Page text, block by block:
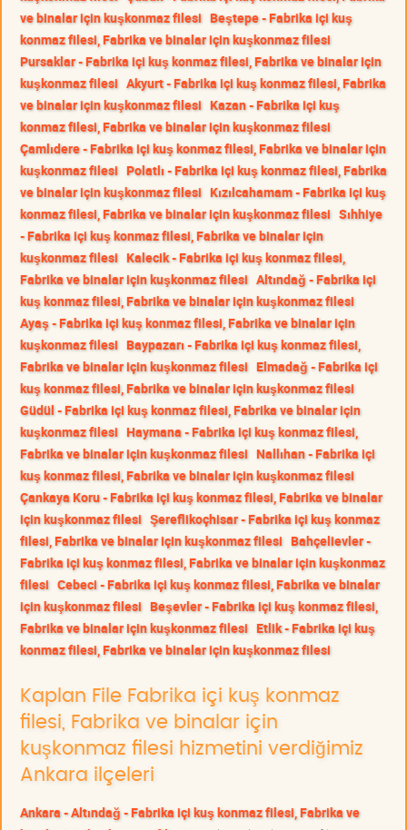
ve binalar için kuşkonmaz filesi Beştepe - Fabrika içi kuş
konmaz filesi, Fabrika ve binalar için kuşkonmaz filesi
Pursaklar - Fabrika içi kuş konmaz filesi, Fabrika ve binalar için
kuşkonmaz filesi Akyurt - Fabrika içi kuş konmaz filesi, Fabrika
ve binalar için kuşkonmaz filesi Kazan - Fabrika içi kuş
konmaz filesi, Fabrika ve binalar için kuşkonmaz filesi
Çamlıdere - Fabrika içi kuş konmaz filesi, Fabrika ve binalar için
kuşkonmaz filesi Polatlı - Fabrika içi kuş konmaz filesi, Fabrika
ve binalar için kuşkonmaz filesi Kızılcahamam - Fabrika içi kuş
konmaz filesi, Fabrika ve binalar için kuşkonmaz filesi Sıhhiye
- Fabrika içi kuş konmaz filesi, Fabrika ve binalar için
kuşkonmaz filesi Kalecik - Fabrika içi kuş konmaz filesi,
Fabrika ve binalar için kuşkonmaz filesi Altındağ - Fabrika içi
kuş konmaz filesi, Fabrika ve binalar için kuşkonmaz filesi
Ayaş - Fabrika içi kuş konmaz filesi, Fabrika ve binalar için
kuşkonmaz filesi Baypazarı - Fabrika içi kuş konmaz filesi,
Fabrika ve binalar için kuşkonmaz filesi Elmadağ - Fabrika içi
kuş konmaz filesi, Fabrika ve binalar için kuşkonmaz filesi
Güdül - Fabrika içi kuş konmaz filesi, Fabrika ve binalar için
kuşkonmaz filesi Haymana - Fabrika içi kuş konmaz filesi,
Fabrika ve binalar için kuşkonmaz filesi Nallıhan - Fabrika içi
kuş konmaz filesi, Fabrika ve binalar için kuşkonmaz filesi
Çankaya Koru - Fabrika içi kuş konmaz filesi, Fabrika ve binalar
için kuşkonmaz filesi Şereflikoçhisar - Fabrika içi kuş konmaz
filesi, Fabrika ve binalar için kuşkonmaz filesi Bahçelievler -
Fabrika içi kuş konmaz filesi, Fabrika ve binalar için kuşkonmaz
filesi Cebeci - Fabrika içi kuş konmaz filesi, Fabrika ve binalar
için kuşkonmaz filesi Beşevler - Fabrika içi kuş konmaz filesi,
Fabrika ve binalar için kuşkonmaz filesi Etlik - Fabrika içi kuş
konmaz filesi, Fabrika ve binalar için kuşkonmaz filesi
Kaplan File Fabrika içi kuş konmaz
filesi, Fabrika ve binalar için
kuşkonmaz filesi hizmetini verdiğimiz
Ankara ilçeleri
Ankara - Altındağ - Fabrika içi kuş konmaz filesi, Fabrika ve